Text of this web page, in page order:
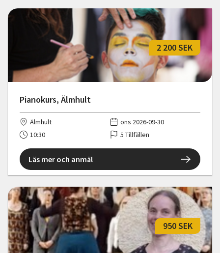
Pianokurs, Älmhult
2 200 SEK
Älmhult
ons 2026-09-30
10:30
5 Tillfällen
Läs mer och anmäl
950 SEK